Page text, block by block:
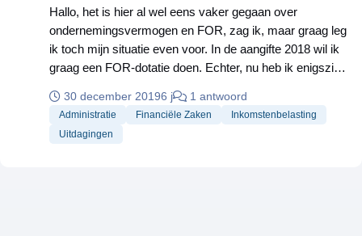
Hallo, het is hier al wel eens vaker gegaan over
ondernemingsvermogen en FOR, zag ik, maar graag leg
ik toch mijn situatie even voor. In de aangifte 2018 wil ik
graag een FOR-dotatie doen. Echter, nu heb ik enigszins
zakelijke rekening (althans: privérekening die ik zakelijk
gebruik) naar mijn privérekening overgeboekt. De bank
heeft het diezelfde dag nog verwerkt, met als gevolg dat
30 december 20196 j 1 antwoord
Administratie Financiële Zaken
Inkomstenbelasting
Uitdagingen